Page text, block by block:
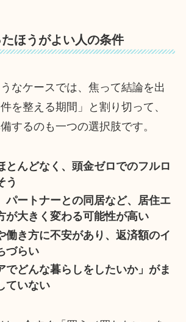
ほうがよい人の条件
なケースでは、焦って結論を出
を整える期間」と割り切って、
するのも一つの選択肢です。
とんどなく、頭金ゼロでのフルロ
う
パートナーとの同居など、居住エ
が大きく変わる可能性が高い
働き方に不安があり、返済額のイ
づらい
でどんな暮らしをしたいか」がま
ていない